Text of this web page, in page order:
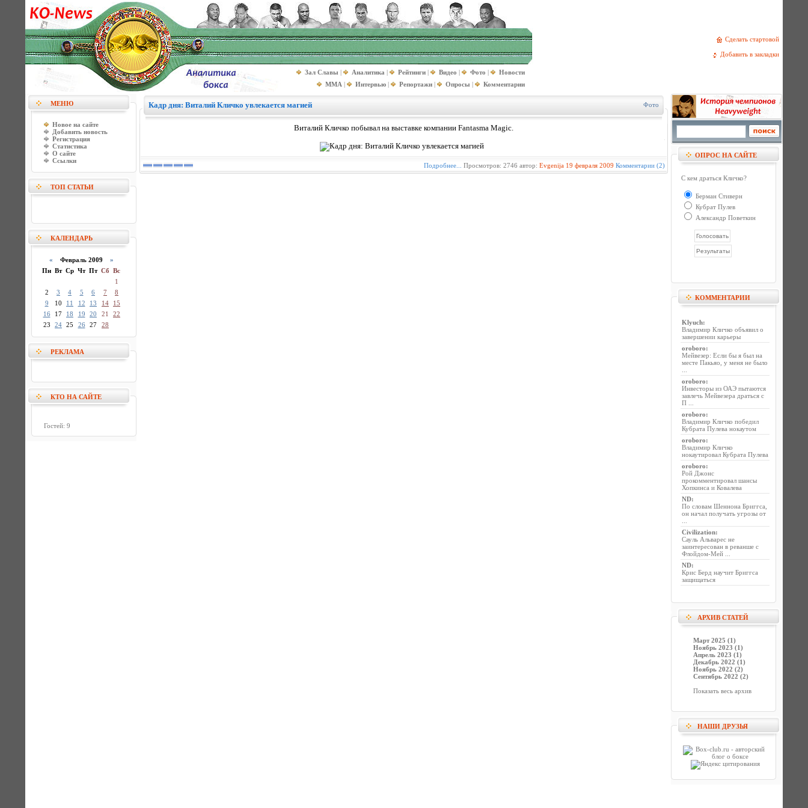
Сделать стартовой
Добавить в закладки
Зал Славы | Аналитика | Рейтинги | Видео | Фото |
Новости
MMA | Интервью | Репортажи | Опросы | Комментарии
МЕНЮ
Новое на сайте
Добавить новость
Регистрация
Статистика
О сайте
Ссылки
ТОП СТАТЬИ
КАЛЕНДАРЬ
« Февраль 2009 »
Пн Вт Ср Чт Пт Сб Вс
1
2
3 4 5 6 7
8
9
10 11 12 13 14
15
16
17 18 19 20 21
22
23
24 25 26 27 28
РЕКЛАМА
КТО НА САЙТЕ
Гостей: 9
Кадр дня: Виталий Кличко увлекается магией Фото
Виталий Кличко побывал на выставке компании Fantasma Magic.
Подробнее... Просмотров: 2746 автор: Evgenija 19 февраля 2009 Комментарии (2)
ОПРОС НА САЙТЕ
С кем драться Кличко?
Берман Стиверн
Кубрат Пулев
Александр Поветкин
КОММЕНТАРИИ
Klyuch:
Владимир Кличко объявил о
завершении карьеры
oroboro:
Мейвезер: Если бы я был на
месте Пакьяо, у меня не было
oroboro:
Инвесторы из ОАЭ пытаются
завлечь Мейвезера драться с
П ...
oroboro:
Владимир Кличко победил
Кубрата Пулева нокаутом
oroboro:
Владимир Кличко
нокаутировал Кубрата Пулева
oroboro:
Рой Джонс
прокомментировал шансы
Хопкинса и Ковалева
ND:
По словам Шеннона Бриггса,
он начал получать угрозы от
Civilization:
Сауль Альварес не
заинтересован в реванше с
Флойдом-Мей ...
ND:
Крис Берд научит Бриггса
защищаться
АРХИВ СТАТЕЙ
Март 2025 (1)
Ноябрь 2023 (1)
Апрель 2023 (1)
Декабрь 2022 (1)
Ноябрь 2022 (2)
Сентябрь 2022 (2)
Показать весь архив
НАШИ ДРУЗЬЯ